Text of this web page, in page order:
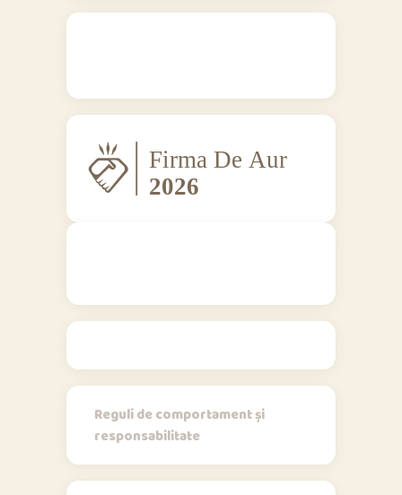
Reguli de comportament și
responsabilitate